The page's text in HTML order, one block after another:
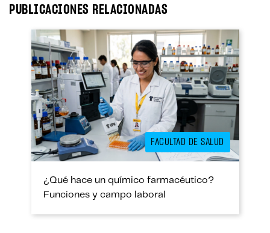
ok
er
In
A
pp
PUBLICACIONES RELACIONADAS
FACULTAD DE SALUD
¿Qué hace un químico farmacéutico?
Funciones y campo laboral